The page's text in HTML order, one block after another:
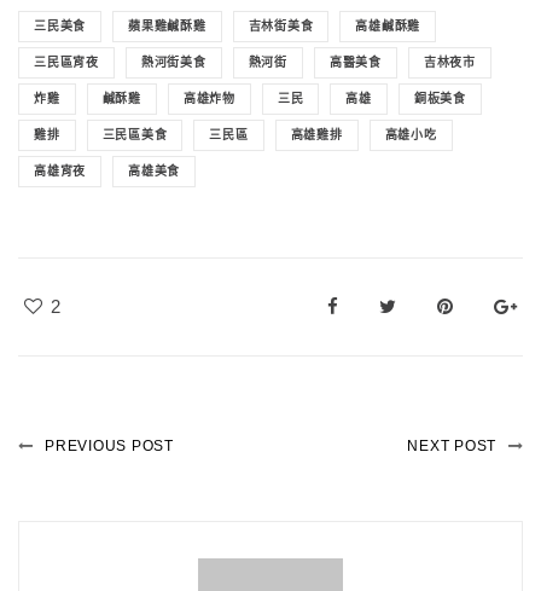
三民美食 蘋果雞鹹酥雞 吉林街美食 高雄鹹酥雞
三民區宵夜 熱河街美食 熱河街 高醫美食 吉林夜市
炸雞 鹹酥雞 高雄炸物 三民 高雄 銅板美食
雞排 三民區美食 三民區 高雄雞排 高雄小吃
高雄宵夜 高雄美食
2
PREVIOUS POST NEXT POST